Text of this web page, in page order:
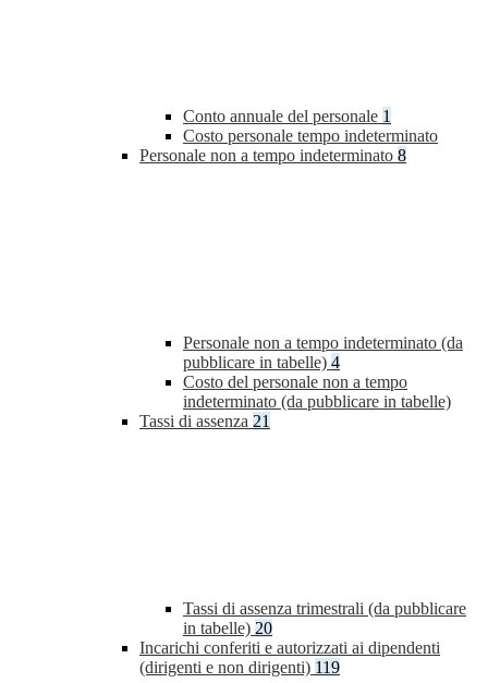
Conto annuale del personale 1
Costo personale tempo indeterminato
Personale non a tempo indeterminato 8
Personale non a tempo indeterminato (da
pubblicare in tabelle) 4
Costo del personale non a tempo
indeterminato (da pubblicare in tabelle)
Tassi di assenza 21
Tassi di assenza trimestrali (da pubblicare
in tabelle) 20
Incarichi conferiti e autorizzati ai dipendenti
(dirigenti e non dirigenti) 119